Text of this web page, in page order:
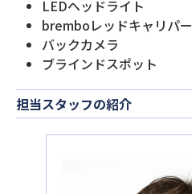
LEDヘッドライト
bremboレッドキャリパー
バックカメラ
ブラインドスポット
担当スタッフの紹介